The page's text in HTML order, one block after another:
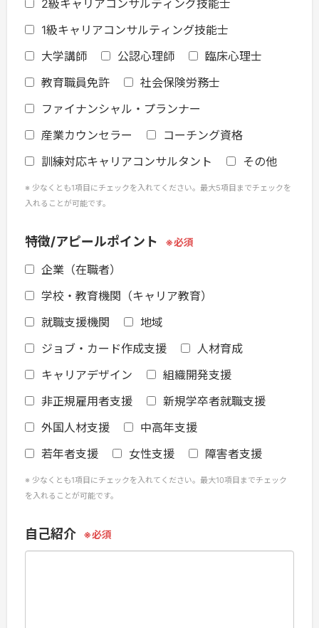
2級キャリアコンサルティング技能士
1級キャリアコンサルティング技能士
大学講師
公認心理師
臨床心理士
教育職員免許
社会保険労務士
ファイナンシャル・プランナー
産業カウンセラー
コーチング資格
訓練対応キャリアコンサルタント
その他
少なくとも1項目にチェックを入れてください。最大5項目までチェックを
入れることが可能です。
特徴/アピールポイント
企業（在職者）
学校・教育機関（キャリア教育）
就職支援機関
地域
ジョブ・カード作成支援
人材育成
キャリアデザイン
組織開発支援
非正規雇用者支援
新規学卒者就職支援
外国人材支援
中高年支援
若年者支援
女性支援 障害者支援
少なくとも1項目にチェックを入れてください。最大10項目までチェック
を入れることが可能です。
自己紹介